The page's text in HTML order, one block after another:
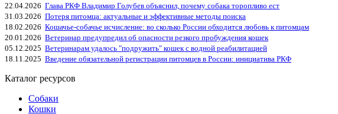
22.04.2026 Глава РКФ Владимир Голубев объяснил, почему собака торопливо ест
31.03.2026 Потеря питомца: актуальные и эффективные методы поиска
18.02.2026 Кошачье-собачье исчисление: во сколько России обходится любовь к питомцам
20.01.2026 Ветеринар предупредил об опасности резкого пробуждения кошек
05.12.2025 Ветеринарам удалось "подружить" кошек с водной реабилитацией
18.11.2025 Введение обязательной регистрации питомцев в России: инициатива РКФ
Каталог ресурсов
Собаки
Кошки